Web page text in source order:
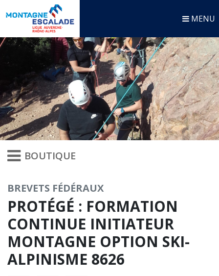
MENU
BOUTIQUE
BREVETS FÉDÉRAUX
PROTÉGÉ : FORMATION
CONTINUE INITIATEUR
MONTAGNE OPTION SKI-
ALPINISME 8626